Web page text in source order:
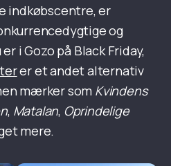
indkøbscentre, er
og
i Gozo på Black Friday,
er et andet alternativ
mærker som Kvindens
, Matalan, Oprindelige
mere.